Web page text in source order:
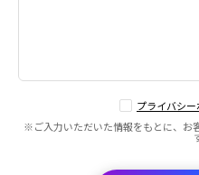
プライバシ
※ご入力いただいた情報をもとに、お